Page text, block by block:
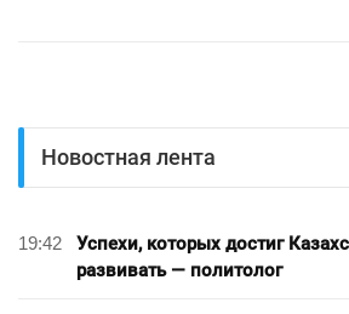
Новостная лента
19:42
Успехи, которых достиг
развивать — политолог